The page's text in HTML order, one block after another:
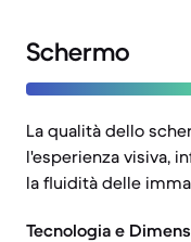
Schermo
La qualità dello
l'esperienza visiva,
la fluidità delle
Tecnologia e